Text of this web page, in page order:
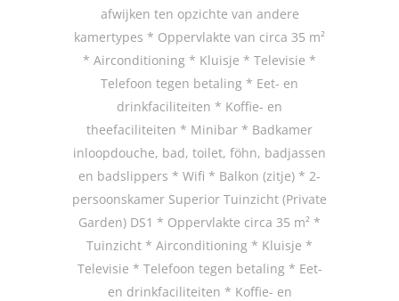
afwijken ten opzichte van andere
kamertypes * Oppervlakte van circa 35 m²
* Airconditioning * Kluisje * Televisie *
Telefoon tegen betaling * Eet- en
drinkfaciliteiten * Koffie- en
theefaciliteiten * Minibar * Badkamer
inloopdouche, bad, toilet, föhn, badjassen
en badslippers * Wifi * Balkon (zitje) * 2-
persoonskamer Superior Tuinzicht (Private
Garden) DS1 * Oppervlakte circa 35 m² *
Tuinzicht * Airconditioning * Kluisje *
Televisie * Telefoon tegen betaling * Eet-
en drinkfaciliteiten * Koffie- en